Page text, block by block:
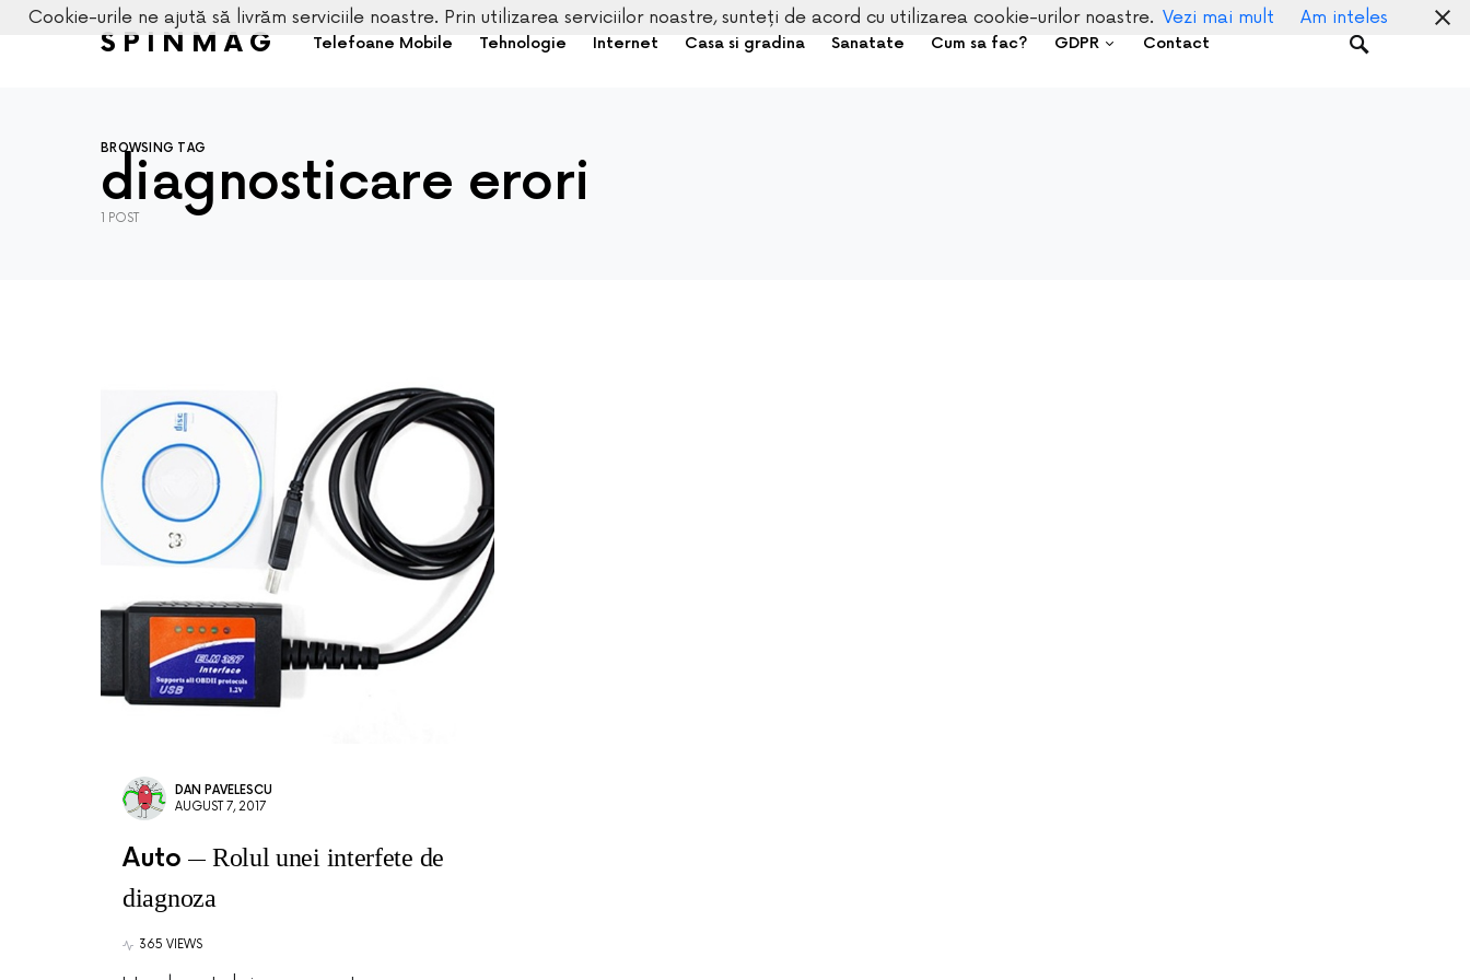
SPINMAG Telefoane Mobile Tehnologie Internet Casa si gradina Sanatate Cum sa fac? GDPR Contact
BROWSING TAG
diagnosticare erori
1 POST
DAN PAVELESCU
AUGUST 7, 2017
Auto
Rolul unei interfete de
diagnoza
365 VIEWS
Cookie-urile ne ajută să livrăm serviciile noastre. Prin utilizarea serviciilor noastre, sunteți de acord cu utilizarea cookie-urilor noastre. Vezi mai mult Am inteles